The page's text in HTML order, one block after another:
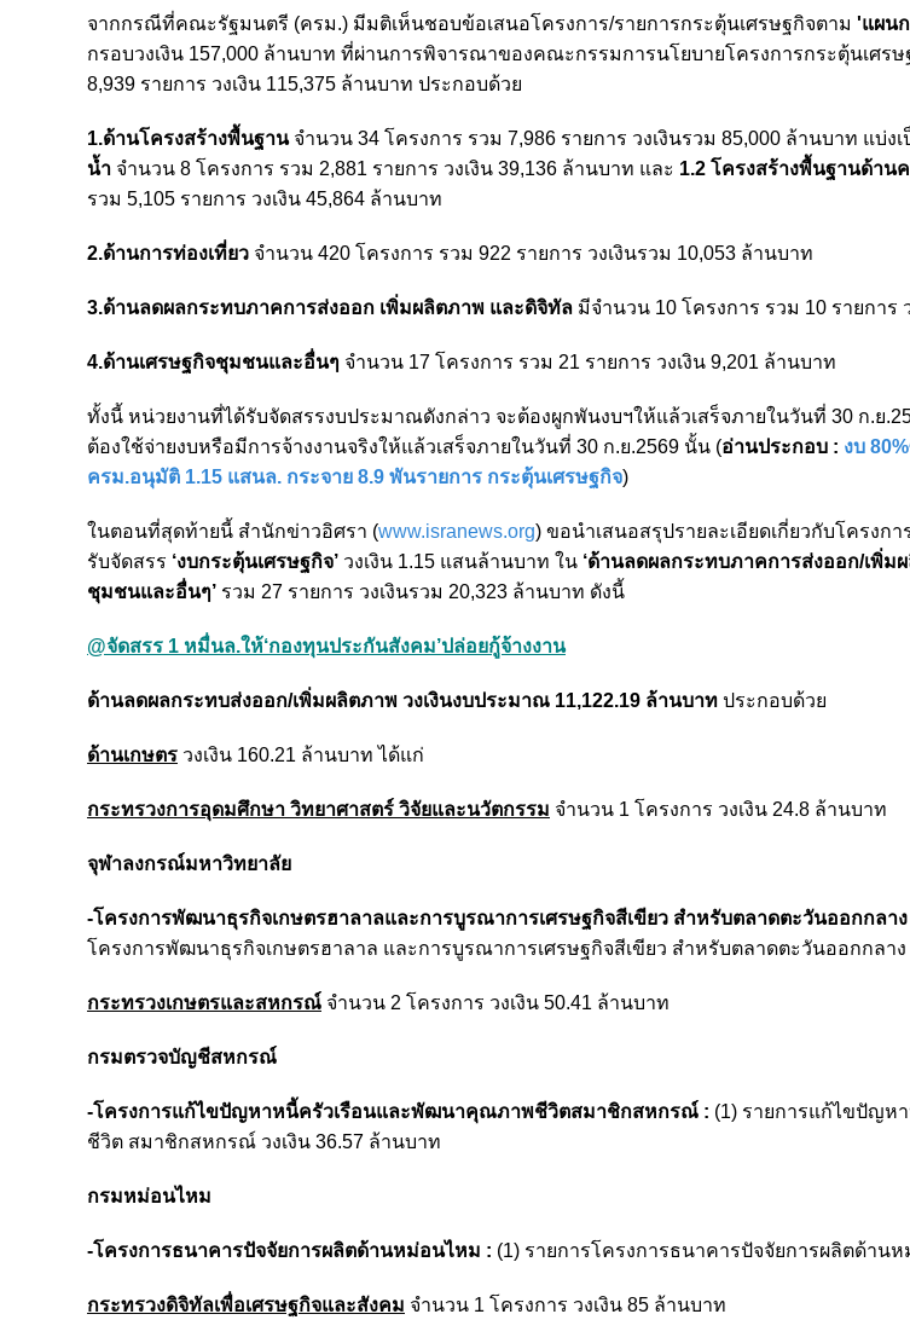
จากกรณีที่คณะรัฐมนตรี (ครม.) มีมติเห็นชอบข้อเสนอโครงการ/รายการกระตุ้นเศรษฐกิจตาม 'แผน
กรอบวงเงิน 157,000 ล้านบาท ที่ผ่านการพิจารณาของคณะกรรมการนโยบายโครงการกระตุ้นเศรษ
8,939 รายการ วงเงิน 115,375 ล้านบาท ประกอบด้วย
1.ด้านโครงสร้างพื้นฐานจำนวน 34 โครงการ รวม 7,986 รายการ วงเงินรวม 85,000 ล้านบาท แบ่งเ
น้ำ จำนวน 8 โครงการ รวม 2,881 รายการ วงเงิน 39,136 ล้านบาท และ 1.2 โครงสร้างพื้นฐานด้าน
รวม 5,105 รายการ วงเงิน 45,864 ล้านบาท
2.ด้านการท่องเที่ยว จำนวน 420 โครงการ รวม 922 รายการ วงเงินรวม 10,053 ล้านบาท
3.ด้านลดผลกระทบภาคการส่งออก เพิ่มผลิตภาพ และดิจิทัล มีจำนวน 10 โครงการ รวม 10 รายการ
4.ด้านเศรษฐกิจชุมชนและอื่นๆ จำนวน 17 โครงการ รวม 21 รายการ วงเงิน 9,201 ล้านบาท
ทั้งนี้ หน่วยงานที่ได้รับจัดสรรงบประมาณดังกล่าว จะต้องผูกพันงบฯให้แล้วเสร็จภายในวันที่ 30 ก.ย
ต้องใช้จ่ายงบหรือมีการจ้างงานจริงให้แล้วเสร็จภายในวันที่ 30 ก.ย.2569 นั้น (อ่านประกอบ : งบ
ครม.อนุมัติ 1.15 แสนล. กระจาย 8.9 พันรายการ กระตุ้นเศรษฐกิจ)
ในตอนที่สุดท้ายนี้ สำนักข่าวอิศรา (www.isranews.org) ขอนำเสนอสรุปรายละเอียดเกี่ยวกับโครงก
รับจัดสรร ‘งบกระตุ้นเศรษฐกิจ’ วงเงิน 1.15 แสนล้านบาท ใน ‘ด้านลดผลกระทบภาคการส่งออก/เพิ่ม
ชุมชนและอื่นๆ’ รวม 27 รายการ วงเงินรวม 20,323 ล้านบาท ดังนี้
@จัดสรร 1 หมื่นล.ให้‘กองทุนประกันสังคม’ปล่อยกู้จ้างงาน
ด้านลดผลกระทบส่งออก/เพิ่มผลิตภาพ วงเงินงบประมาณ 11,122.19 ล้านบาท ประกอบด้วย
ด้านเกษตร วงเงิน 160.21 ล้านบาท ได้แก่
กระทรวงการอุดมศึกษา วิทยาศาสตร์ วิจัยและนวัตกรรม จำนวน 1 โครงการ วงเงิน 24.8 ล้านบาท
จุฬาลงกรณ์มหาวิทยาลัย
-โครงการพัฒนาธุรกิจเกษตรฮาลาลและการบูรณาการเศรษฐกิจสีเขียว สำหรับตลาดตะวันออกกลาง
โครงการพัฒนาธุรกิจเกษตรฮาลาล และการบูรณาการเศรษฐกิจสีเขียว สำหรับตลาดตะวันออกกลาง
กระทรวงเกษตรและสหกรณ์ จำนวน 2 โครงการ วงเงิน 50.41 ล้านบาท
กรมตรวจบัญชีสหกรณ์
-โครงการแก้ไขปัญหาหนี้ครัวเรือนและพัฒนาคุณภาพชีวิตสมาชิกสหกรณ์ : (1) รายการแก้ไขปัญ
ชีวิต สมาชิกสหกรณ์ วงเงิน 36.57 ล้านบาท
กรมหม่อนไหม
-โครงการธนาคารปัจจัยการผลิตด้านหม่อนไหม : (1) รายการโครงการธนาคารปัจจัยการผลิตด้าน
กระทรวงดิจิทัลเพื่อเศรษฐกิจและสังคม จำนวน 1 โครงการ วงเงิน 85 ล้านบาท